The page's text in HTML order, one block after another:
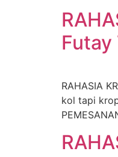
Futay
RAHASIA
kol tapi